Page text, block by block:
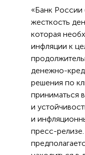
«Банк России
жесткость
которая
инфляции к
денежно-
решения по
приниматься
и
и
пресс-